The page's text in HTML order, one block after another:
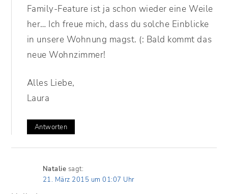
Family-Feature ist ja schon wieder eine Weile
her… Ich freue mich, dass du solche Einblicke
in unsere Wohnung magst. (: Bald kommt das
neue Wohnzimmer!
Alles Liebe,
Laura
Antworten
Natalie sagt:
21. März 2015 um 01:07 Uhr